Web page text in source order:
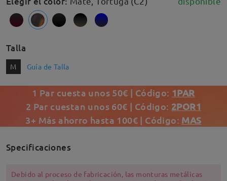
Talla
M Guía de Talla
1 Par cuesta unos 50€ | Código: 1PAR
2 Par cuestan unos 60€ | Código: 2POR1
3+ Más ahorro hasta 100€ | Código: MAS
Specificaciones
Debido al proceso de fabricación, las monturas metálicas